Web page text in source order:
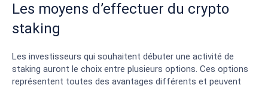
Les moyens d’effectuer du crypto
staking
Les investisseurs qui souhaitent débuter une activité de
staking auront le choix entre plusieurs options. Ces options
représentent toutes des avantages différents et peuvent